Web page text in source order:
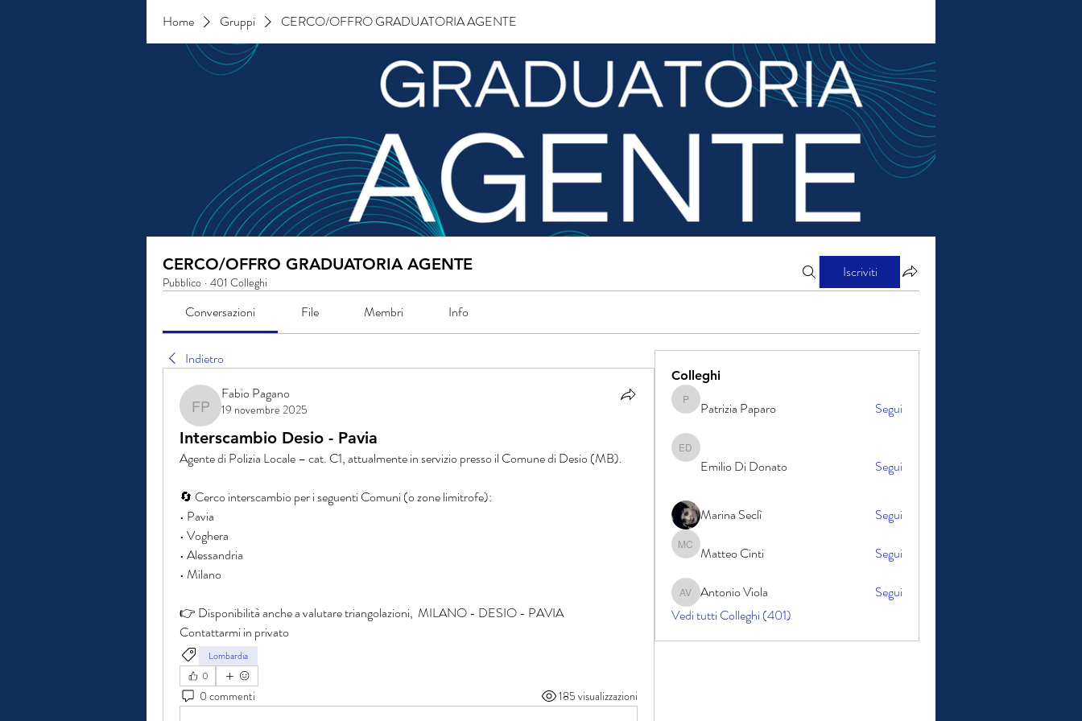
Home Gruppi CERCO/OFFRO GRADUATORIA AGENTE
CERCO/OFFRO GRADUATORIA AGENTE
Pubblico · 401 Colleghi
Iscriviti
Conversazioni File Membri Info
Indietro
Fabio Pagano
Fabio Pagano
19 novembre 2025
Interscambio Desio - Pavia
Agente di Polizia Locale – cat. C1, attualmente in servizio presso il Comune di Desio (MB).
🔄 Cerco interscambio per i seguenti Comuni (o zone limitrofe):
• Pavia
• Voghera
• Alessandria
• Milano
👉 Disponibilità anche a valutare triangolazioni,  MILANO - DESIO - PAVIA
Contattarmi in privato
Lombardia
0
0 commenti 185 visualizzazioni
Colleghi
Patrizia Paparo
Patrizia Paparo Segui
Emilio Di Donato
Emilio Di Donato Segui
Marina Seclì Segui
Matteo Cinti
Matteo Cinti Segui
Antonio Viola
Antonio Viola
Segui
Vedi tutti Colleghi (401)